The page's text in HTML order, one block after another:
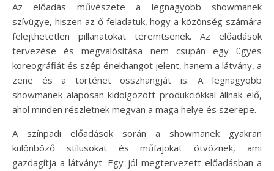
Az előadás művészete a legnagyobb showmanek
szívügye, hiszen az ő feladatuk, hogy a közönség számára
felejthetetlen pillanatokat teremtsenek. Az előadások
tervezése és megvalósítása nem csupán egy ügyes
koreográfiát és szép énekhangot jelent, hanem a látvány, a
zene és a történet összhangját is. A legnagyobb
showmanek alaposan kidolgozott produkciókkal állnak elő,
ahol minden részletnek megvan a maga helye és szerepe.
A színpadi előadások során a showmanek gyakran
különböző stílusokat és műfajokat ötvöznek, ami
gazdagítja a látványt. Egy jól megtervezett előadásban a